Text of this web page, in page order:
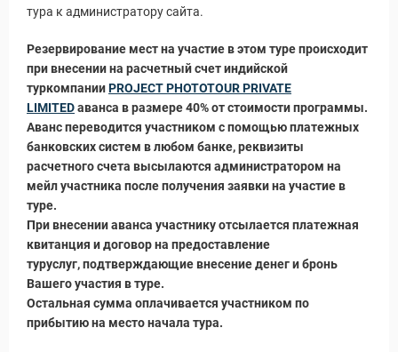
Путеводитель по
тура к администратору сайта.
Резервирование мест на участие в этом туре происходит
при внесении на расчетный счет индийской
туркомпанииPROJECT PHOTOTOUR PRIVATE
LIMITEDаванса в размере 40% от стоимости программы.
Аванс переводится участником с помощью платежных
банковских систем в любом банке, реквизиты
расчетного счета высылаются администратором на
мейл участника после получения заявки на участие в
туре.
При внесении аванса участнику отсылается платежная
квитанция и договор на предоставление
туруслуг, подтверждающие внесение денег и бронь
Вашего участия в туре.
Остальная сумма оплачивается участником по
прибытию на место начала тура.